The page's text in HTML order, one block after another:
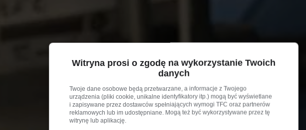
Witryna prosi o zgodę na wykorzystanie Twoich
danych
Twoje dane osobowe będą przetwarzane, a informacje z Twojego
urządzenia (pliki cookie, unikalne identyfikatory itp.) mogą być wyświetlane
i zapisywane przez dostawców spełniających wymogi TFC oraz partnerów
reklamowych lub im udostępniane. Mogą też być wykorzystywane przez tę
witrynę lub aplikację.